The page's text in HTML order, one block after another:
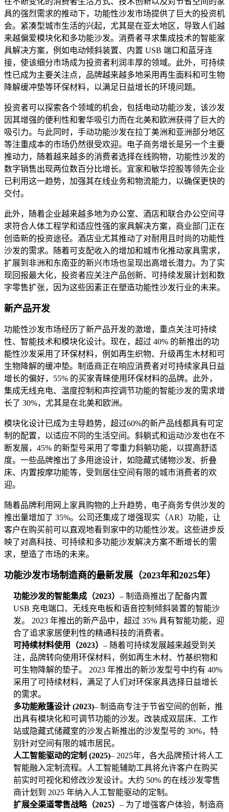
具的强烈需求的推动下，功能性沙发市场提供了巨大的投资机
会。紧凑型城市生活的兴起，尤其是在亚太地区，导致人们越
来越偏爱模块化和多功能沙发。消费者寻求集成技术的智能家
具解决方案，例如电动倾斜装置、内置 USB 端口和蓝牙连
接，使该细分市场成为投资者利润丰厚的领域。此外，可持续
性已成为主要关注点，品牌越来越多地采用再生面料和可生物
降解缓冲垫等环保材料，以满足日益增长的环境问题。
投资者可以探索各个领域的机会，包括电动功能沙发，该沙发
因其增强的便利性和奢华吸引力而在北美和欧洲获得了巨大的
吸引力。与此同时，手动功能沙发在拉丁美洲和亚洲部分地区
等注重成本的市场仍然很受欢迎。电子商务增长是另一个主要
推动力，随着越来越多的消费者选择在线购物，功能性沙发的
数字销售出现两位数百分比增长。宜家和敏华控股等领先企业
已利用这一趋势，加强其在线业务和物流能力，以确保更快的
交付。
此外，随着企业越来越多地为办公室、酒店和联合办公空间寻
求符合人体工程学和适应性强的家具解决方案，商业部门正在
创造新的投资途径。酒店业尤其推动了对耐用且时尚的功能性
沙发的需求。随着可支配收入的增加和城市化推动家具需求，
扩展到非洲和东南亚的新兴市场也呈现出高增长潜力。为了实
现回报最大化，投资者应关注产品创新、可持续发展计划和数
字零售扩张，因为这些因素正在塑造功能性沙发行业的未来。
新产品开发
功能性沙发市场经历了新产品开发的激增，重点关注可持续
性、智能技术和模块化设计。现在，超过 40% 的新推出的功
能性沙发采用了环保材料，例如再生织物、升级再生木材和可
生物降解的缓冲垫。制造商正在响应消费者对可持续家具日益
增长的偏好，55% 的买家青睐使用环保材料的品牌。此外，
集成无线充电、温度控制和声控调节功能的智能沙发的需求增
长了 30%，尤其是在北美和欧洲。
模块化设计已成为主导趋势，超过60%的新产品线都具有可定
制的配置，以适应不同的生活空间。斜躺式和运动沙发也在不
断发展，45% 的新型号采用了零重力斜躺功能，以提高舒适
度。一些品牌推出了多用途设计，如隐藏式储物沙发、折叠
床、内置按摩功能等，受到居住空间有限的城市消费者的欢
迎。
随着品牌利用网上家具购物的上升趋势，电子商务专供沙发的
推出量增加了 35%。公司还集成了增强现实（AR）功能，让
客户在购买前可以直观地看到家中的功能性沙发。这些进步反
映了对高科技、可持续和多功能沙发解决方案不断增长的需
求，塑造了市场的未来。
功能沙发市场制造商的最新发展（2023年和2025年）
功能沙发的智能集成（2023） – 制造商推出了配备内置
USB 充电端口、无线充电板和语音控制倾斜装置的智能沙
发。 2023 年推出的新产品中，超过 35% 具有智能功能，迎
合了追求家居便利性的精通科技的消费者。
可持续材料使用（2023） – 随着可持续发展越来越受到关
注，品牌转向使用环保材料，例如再生木材、竹基织物和
可生物降解的垫子。 2023 年推出的新沙发型号中约有 40%
采用了可持续材料，满足了人们对环保家具选择日益增长
的需求。
多功能敞篷设计 (2023)– 制造商专注于节省空间的创新，推
出具有模块化和可调节功能的沙发。改装成双层床、工作
站或隐藏式储藏室的沙发占新推出的沙发型号的 30%，特
别针对空间有限的城市居民。
人工智能驱动的定制 (2025)– 2025年，各大品牌预计将人工
智能融入定制流程。人工智能辅助工具将允许客户在购买
前实时可视化和修改沙发设计。大约 50% 的在线沙发零售
商计划到 2025 年纳入人工智能驱动的定制。
扩展全渠道零售战略（2025） – 为了增强客户体验，制造商